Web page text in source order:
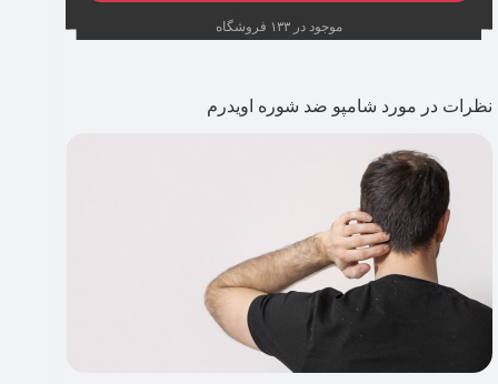
موجود در ۱۳۳ فروشگاه
نظرات در مورد شامپو ضد شوره اویدرم